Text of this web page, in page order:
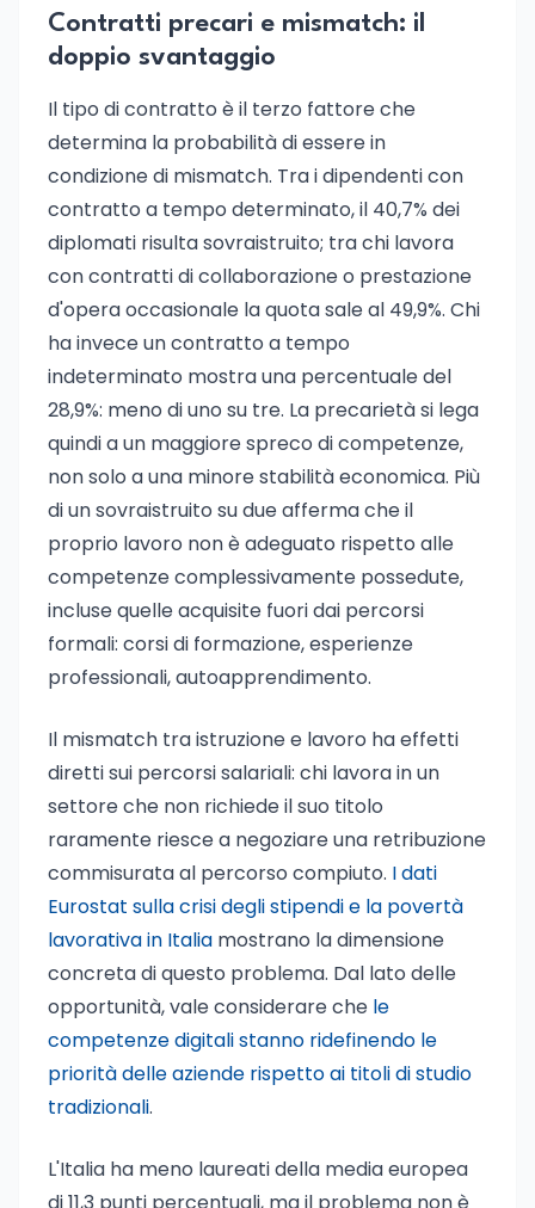
Contratti precari e mismatch: il
doppio svantaggio
Il tipo di contratto è il terzo fattore che
determina la probabilità di essere in
condizione di mismatch. Tra i dipendenti con
contratto a tempo determinato, il 40,7% dei
diplomati risulta sovraistruito; tra chi lavora
con contratti di collaborazione o prestazione
d'opera occasionale la quota sale al 49,9%. Chi
ha invece un contratto a tempo
indeterminato mostra una percentuale del
28,9%: meno di uno su tre. La precarietà si lega
quindi a un maggiore spreco di competenze,
non solo a una minore stabilità economica. Più
di un sovraistruito su due afferma che il
proprio lavoro non è adeguato rispetto alle
competenze complessivamente possedute,
incluse quelle acquisite fuori dai percorsi
formali: corsi di formazione, esperienze
professionali, autoapprendimento.
Il mismatch tra istruzione e lavoro ha effetti
diretti sui percorsi salariali: chi lavora in un
settore che non richiede il suo titolo
raramente riesce a negoziare una retribuzione
commisurata al percorso compiuto. I dati
Eurostat sulla crisi degli stipendi e la povertà
lavorativa in Italia mostrano la dimensione
concreta di questo problema. Dal lato delle
opportunità, vale considerare che le
competenze digitali stanno ridefinendo le
priorità delle aziende rispetto ai titoli di studio
tradizionali.
L'Italia ha meno laureati della media europea